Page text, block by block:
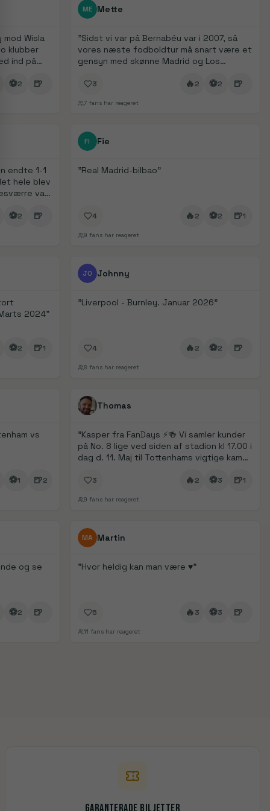
Wisla
klubber
ind på
⚽2 🍺
FanDays bidrag
ME Mette
"Sidst vi var på Bernabéu var i 2007, så
vores næste fodboldtur må snart være et
gensyn med skønne Madrid og Los
3 🔥2 ⚽2 🍺
7 fans har reageret
endte 1-1
hele blev
var
⚽2 🍺
FanDays bidrag
FI Fie
"Real Madrid-bilbao"
4 🔥2 ⚽2 🍺1
9 fans har reageret
2024"
⚽2 🍺1
FanDays bidrag
JO Johnny
"Liverpool - Burnley. Januar 2026"
4 🔥2 ⚽2 🍺
8 fans har reageret
vs
⚽1 🍺2
FanDays bidrag
Thomas
"Kasper fra FanDays ⚡️🍻 Vi samler kunder
på No. 8 lige ved siden af stadion kl 17.00 i
dag d. 11. Maj til Tottenhams vigtige kamp
3 🔥2 ⚽3 🍺1
9 fans har reageret
og se
⚽2 🍺
FanDays bidrag
MA Martin
"Hvor heldig kan man være ♥️"
5 🔥3 ⚽3 🍺
11 fans har reageret
Garanterade biljetter